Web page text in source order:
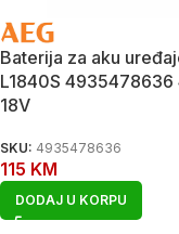
Baterija za aku
L1840S 4935478636
18V
SKU: 4935478636
115 KM
DODAJ U KORPU